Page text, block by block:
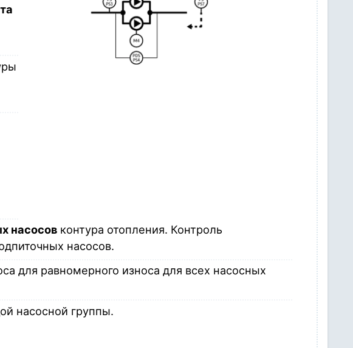
насосовконтура отопления. Контроль
насосов.
для равномерного износа для всех насосных
насосной группы.